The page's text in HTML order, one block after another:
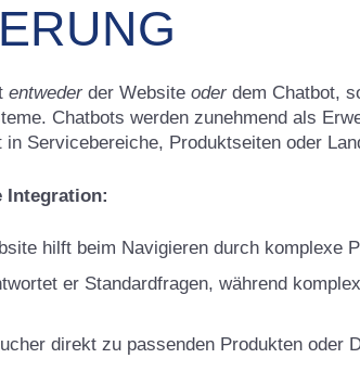
entweder der Website oder dem Chatbot,
Chatbots werden zunehmend als
Servicebereiche, Produktseiten oder
Integration:
hilft beim Navigieren durch komplexe
er Standardfragen, während
direkt zu passenden Produkten oder